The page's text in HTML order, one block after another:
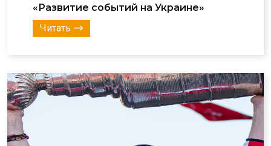
«Развитие событий на Украине»
Читать